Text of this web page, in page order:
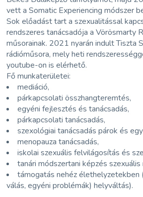
vett a Somatic Experiencing módszer
Sok előadást tart a szexualitással
rendszeres tanácsadója a Vörösmarty
műsorainak. 2021 nyarán indult Tiszta
rádióműsora, mely heti
youtube-on is elérhető.
Fő munkaterületei:
mediáció,
párkapcsolati összhangteremtés,
egyéni fejlesztés és tanácsadás,
párkapcsolati tanácsadás,
szexológiai tanácsadás párok és
menopauza tanácsadás,
iskolai szexuális felvilágosítás és
tanári módszertani képzés
támogatás nehéz élethelyzetekben
válás, egyéni problémák) helyváltás).